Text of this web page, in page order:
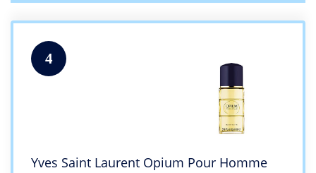
4
Yves Saint Laurent Opium Pour Homme